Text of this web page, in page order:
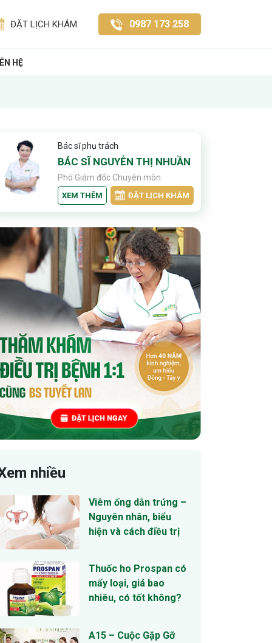
ĐẶT LỊCH KHÁM 0987 173 258
HỆ
Bác sĩ phụ trách
BÁC SĨ NGUYỄN THỊ NHUẦN
Phó Giám đốc Chuyên môn
XEM THÊM ĐẶT LỊCH KHÁM
nhiều
Viêm ống dẫn trứng –
Nguyên nhân, biểu
hiện và cách điều trị
Thuốc ho Prospan có
mấy loại, giá bao
nhiêu, có tốt không?
A15 – Cuộc Gặp Gỡ